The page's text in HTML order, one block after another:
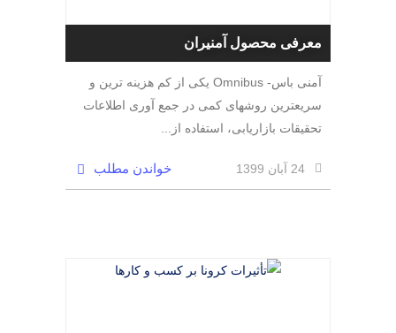
معرفی محصول آمنیران
آمنی باس- Omnibus یکی از کم هزینه ترین و
سریعترین روشهای کمی در جمع آوری اطلاعات
تحقیقات بازاریابی، استفاده از...
24 آبان 1399 خواندن مطلب